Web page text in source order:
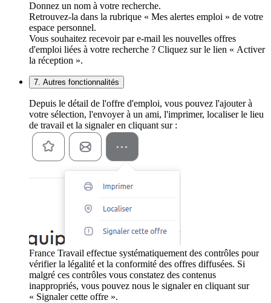
Donnez un nom à votre recherche.
Retrouvez-la dans la rubrique « Mes alertes emploi » de votre
espace personnel.
Vous souhaitez recevoir par e-mail les nouvelles offres
d'emploi liées à votre recherche ? Cliquez sur le lien « Activer
la réception ».
7. Autres fonctionnalités
Depuis le détail de l'offre d'emploi, vous pouvez l'ajouter à
votre sélection, l'envoyer à un ami, l'imprimer, localiser le lieu
de travail et la signaler en cliquant sur :
France Travail effectue systématiquement des contrôles pour
vérifier la légalité et la conformité des offres diffusées. Si
malgré ces contrôles vous constatez des contenus
inappropriés, vous pouvez nous le signaler en cliquant sur
« Signaler cette offre ».